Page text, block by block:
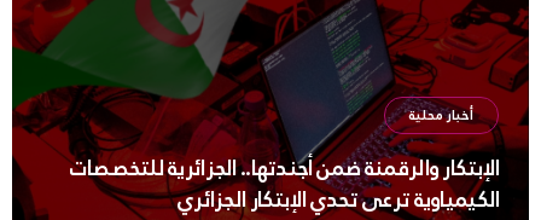
أخبار محلية
الإبتكار والرقمنة ضمن أجندتها.. الجزائرية للتخصصات
الكيمياوية ترعى تحدي الإبتكار الجزائري